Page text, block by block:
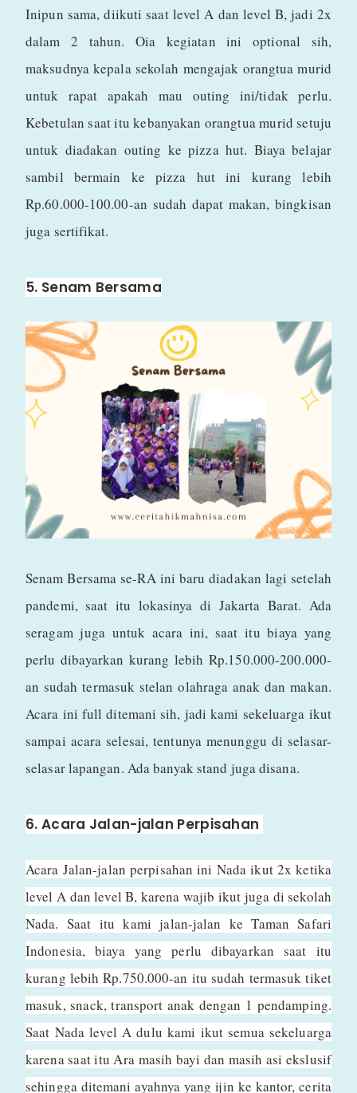
Inipun sama, diikuti saat level A dan level B, jadi 2x
dalam 2 tahun. Oia kegiatan ini optional sih,
maksudnya kepala sekolah mengajak orangtua murid
untuk rapat apakah mau outing ini/tidak perlu.
Kebetulan saat itu kebanyakan orangtua murid setuju
untuk diadakan outing ke pizza hut. Biaya belajar
sambil bermain ke pizza hut ini kurang lebih
Rp.60.000-100.00-an sudah dapat makan, bingkisan
juga sertifikat.
5. Senam Bersama
Senam Bersama se-RA ini baru diadakan lagi setelah
pandemi, saat itu lokasinya di Jakarta Barat. Ada
seragam juga untuk acara ini, saat itu biaya yang
perlu dibayarkan kurang lebih Rp.150.000-200.000-
an sudah termasuk stelan olahraga anak dan makan.
Acara ini full ditemani sih, jadi kami sekeluarga ikut
sampai acara selesai, tentunya menunggu di selasar-
selasar lapangan. Ada banyak stand juga disana.
6. Acara Jalan-jalan Perpisahan
Acara Jalan-jalan perpisahan ini Nada ikut 2x ketika
level A dan level B, karena wajib ikut juga di sekolah
Nada. Saat itu kami jalan-jalan ke Taman Safari
Indonesia, biaya yang perlu dibayarkan saat itu
kurang lebih Rp.750.000-an itu sudah termasuk tiket
masuk, snack, transport anak dengan 1 pendamping.
Saat Nada level A dulu kami ikut semua sekeluarga
karena saat itu Ara masih bayi dan masih asi ekslusif
sehingga ditemani ayahnya yang ijin ke kantor, cerita